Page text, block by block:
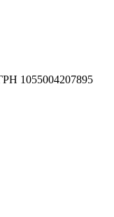
1055004207895